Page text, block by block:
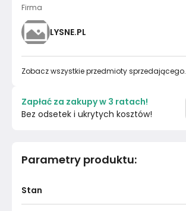
Parametry produktu:
Stan
Firma
LYSNE.PL
Zobacz wszystkie przedmioty sprzedającego.
Zapłać za zakupy w 3 ratach!
Bez odsetek i ukrytych kosztów!